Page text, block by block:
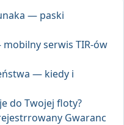
— paski
serwis TIR-ów
— kiedy i
do Twojej floty?
Gwaranc